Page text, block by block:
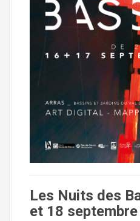
Les Nuits des
et 18